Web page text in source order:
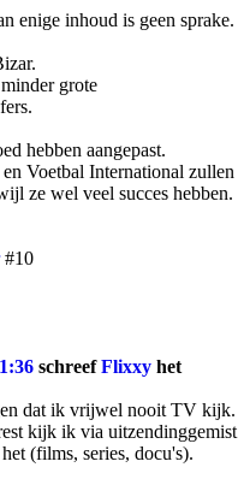
enige inhoud is geen sprake.
grote
hebben aangepast.
Voetbal International zullen
ze wel veel succes hebben.
#10
schreefFlixxy het
dat ik vrijwel nooit TV kijk.
kijk ik via uitzendinggemist
(films, series, docu's).